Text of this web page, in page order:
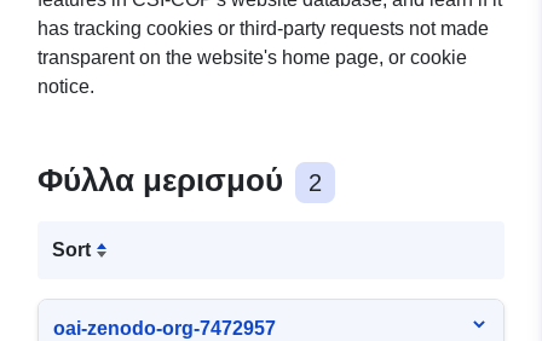
has tracking cookies or third-party requests not made
transparent on the website's home page, or cookie
notice.
Φύλλα μερισμού 2
Sort
oai-zenodo-org-7472957